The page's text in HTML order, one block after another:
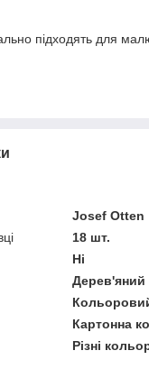
підходять для
Josef Otten
18 шт.
Ні
Дерев'яний
Картонна
Різні